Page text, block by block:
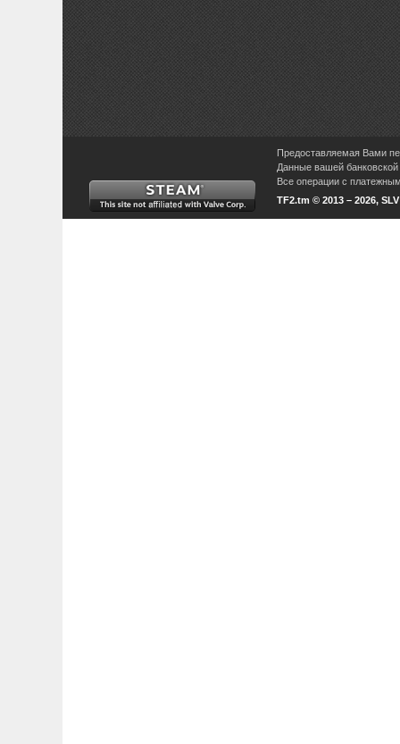
Предоставляемая Вами
Данные вашей
Все операции с
TF2.tm © 2013 – 2026,